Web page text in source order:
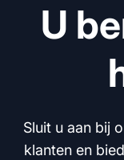
U
Sluit u aan bij
klanten en